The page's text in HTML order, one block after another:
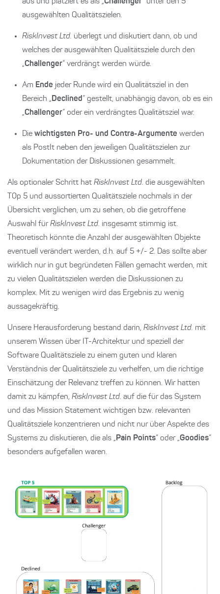
ausgewählten Qualitätszielen.
RiskInvest Ltd. überlegt und diskutiert dann, ob und
welches der ausgewählten Qualitätsziele durch den
„Challenger“ verdrängt werden würde.
Am Ende jeder Runde wird ein Qualitätsziel in den
Bereich „ Declined“ gestellt, unabhängig davon, ob es ein
„Challenger“ oder ein verdrängtes Qualitätsziel war.
Die wichtigsten Pro- und Contra-Argumente werden
als PostIt neben den jeweiligen Qualitätszielen zur
Dokumentation der Diskussionen gesammelt.
Als optionaler Schritt hat RiskInvest Ltd. die ausgewählten
T0p 5 und aussortierten Qualitätsziele nochmals in der
Übersicht verglichen, um zu sehen, ob die getroffene
Auswahl fürRiskInvest Ltd. insgesamt stimmig ist.
Theoretisch könnte die Anzahl der ausgewählten Objekte
eventuell verändert werden, d.h. auf 5 +/- 2. Das sollte aber
wirklich nur in gut begründeten Fällen gemacht werden, mit
zu vielen Qualitätszielen werden die Diskussionen zu
komplex. Mit zu wenigen wird das Ergebnis zu wenig
aussagekräftig.
Unsere Herausforderung bestand darin, RiskInvest Ltd. mit
unserem Wissen über IT-Architektur und speziell der
Software Qualitätsziele zu einem guten und klaren
Verständnis der Qualitätsziele zu verhelfen, um die richtige
Einschätzung der Relevanz treffen zu können. Wir hatten
damit zu kämpfen, RiskInvest Ltd. auf die für das System
und das Mission Statement wichtigen bzw. relevanten
Qualitätsziele konzentrieren und nicht nur über Aspekte des
Systems zu diskutieren, die als „ Pain Points“ oder „Goodies“
besonders aufgefallen waren.